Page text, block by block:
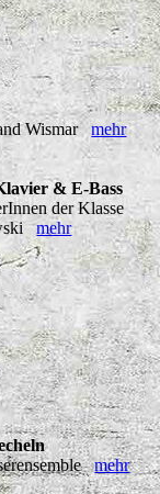
Wismarmehr
& E-Bass
der Klasse
mehr
mehr